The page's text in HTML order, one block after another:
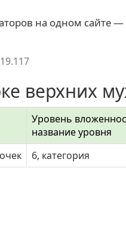
на одном сайте
верхних
Уровень
название уровня
6, категория